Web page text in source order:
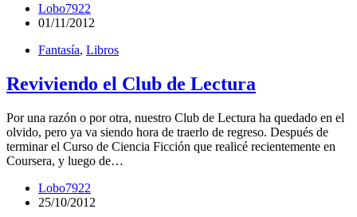
Lobo7922
01/11/2012
Fantasía, Libros
Reviviendo el Club de Lectura
Por una razón o por otra, nuestro Club de Lectura ha quedado en el
olvido, pero ya va siendo hora de traerlo de regreso. Después de
terminar el Curso de Ciencia Ficción que realicé recientemente en
Coursera, y luego de…
Lobo7922
25/10/2012